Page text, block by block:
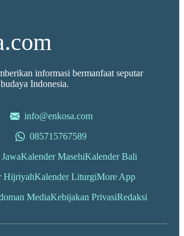
informasi bermanfaat seputar
Indonesia.
info@enkosa.com
085715767589
Kalender MasehiKalender Bali
HijriyahKalender LiturgiMore App
MediaKebijakan PrivasiRedaksi